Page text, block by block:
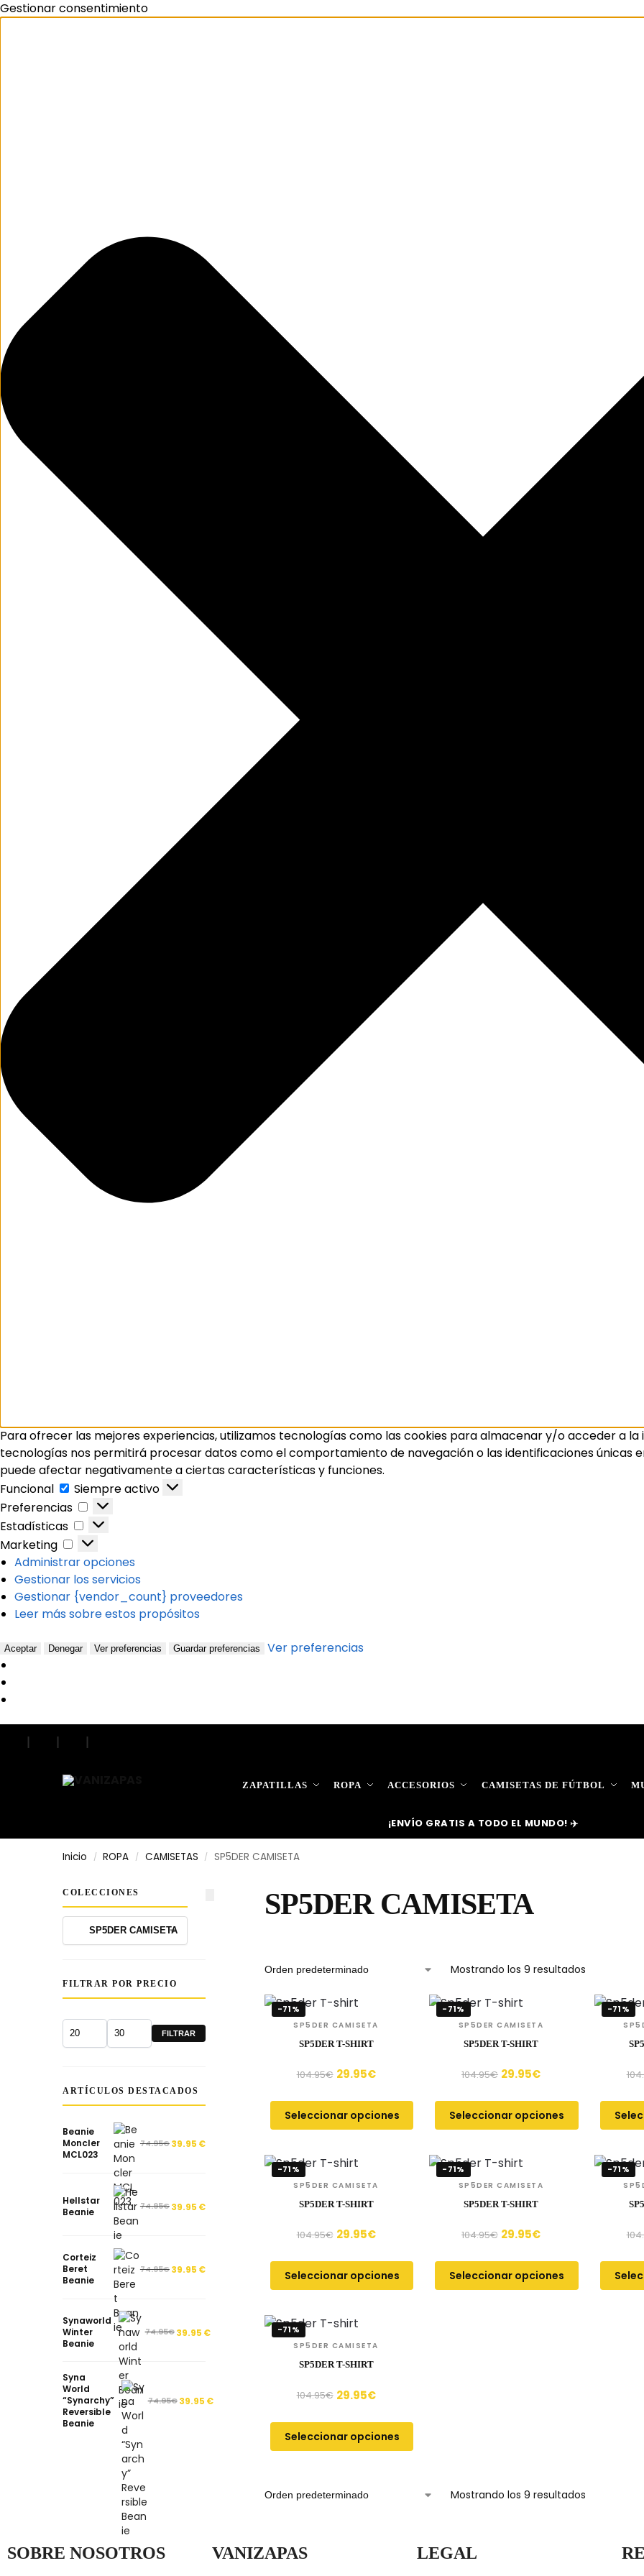
Gestionar consentimiento
Para ofrecer las mejores experiencias, utilizamos tecnologías como las cookies para almacenar y/o acceder a
tecnologías nos permitirá procesar datos como el comportamiento de navegación o las identificaciones únicas
puede afectar negativamente a ciertas características y funciones.
Funcional
Siempre activo
Preferencias
Estadísticas
Marketing
Administrar opciones
Gestionar los servicios
Gestionar {vendor_count} proveedores
Leer más sobre estos propósitos
Aceptar Denegar Ver preferencias Guardar preferencias Ver preferencias
| | |
ZAPATILLAS ROPA ACCESORIOS CAMISETAS DE FÚTBOL
Search
¡ENVÍO GRATIS A TODO EL MUNDO! ✈️
Inicio / ROPA / CAMISETAS / SP5DER CAMISETA
SP5DER CAMISETA
Mostrando los 9 resultados
-71%
SP5DER CAMISETA
SP5DER T-SHIRT
104.95€ 29.95€
Seleccionar opciones
-71%
SP5DER CAMISETA
SP5DER T-SHIRT
104.95€ 29.95€
Seleccionar opciones
-71%
-71%
SP5DER CAMISETA
SP5DER T-SHIRT
104.95€ 29.95€
Seleccionar opciones
-71%
SP5DER CAMISETA
SP5DER T-SHIRT
104.95€ 29.95€
Seleccionar opciones
-71%
-71%
SP5DER CAMISETA
SP5DER T-SHIRT
104.95€ 29.95€
Seleccionar opciones
Mostrando los 9 resultados
COLECCIONES
FILTRAR POR PRECIO
FILTRAR
ARTÍCULOS DESTACADOS
Beanie
Moncler
MCL023
74.95€39.95 €
Hellstar
Beanie
74.95€39.95 €
Corteiz
Beret
Beanie
74.95€39.95 €
Synaworld
Winter
Beanie
74.95€ 39.95 €
Syna
World
“Synarchy”
Reversible
Beanie
74.95€ 39.95 €
SOBRE NOSOTROS VANIZAPAS LEGAL